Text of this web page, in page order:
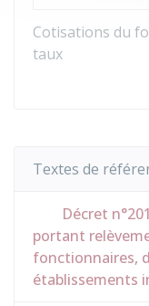
Cotisations du
taux
Textes de
Décret
portant
fonctionnaires,
établissements